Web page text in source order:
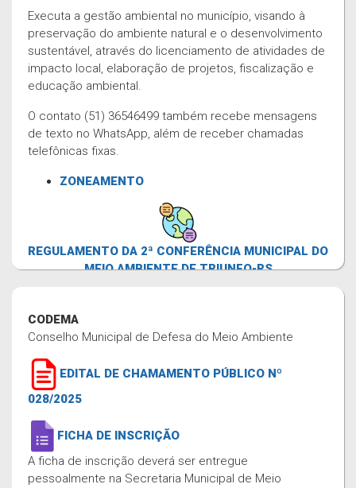
Executa a gestão ambiental no município, visando à
preservação do ambiente natural e o desenvolvimento
sustentável, através do licenciamento de atividades de
impacto local, elaboração de projetos, fiscalização e
educação ambiental.
O contato (51) 36546499 também recebe mensagens
de texto no WhatsApp, além de receber chamadas
telefônicas fixas.
ZONEAMENTO
REGULAMENTO DA 2ª CONFERÊNCIA MUNICIPAL DO
MEIO AMBIENTE DE TRIUNFO-RS
CODEMA
Conselho Municipal de Defesa do Meio Ambiente
EDITAL DE CHAMAMENTO PÚBLICO Nº
028/2025
FICHA DE INSCRIÇÃO
A ficha de inscrição deverá ser entregue
pessoalmente na Secretaria Municipal de Meio